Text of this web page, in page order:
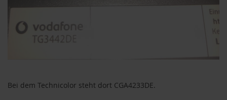
Bei dem Technicolor steht dort CGA4233DE.